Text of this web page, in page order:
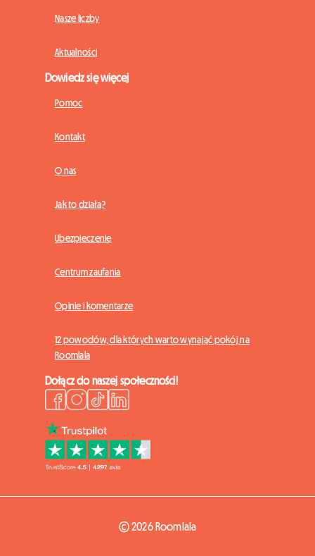
Nasze liczby
Aktualności
Dowiedz się więcej
Pomoc
Kontakt
O nas
Jak to działa?
Ubezpieczenie
Centrum zaufania
Opinie i komentarze
12 powodów, dla których warto wynająć pokój na
Roomlala
Dołącz do naszej społeczności!
© 2026 Roomlala